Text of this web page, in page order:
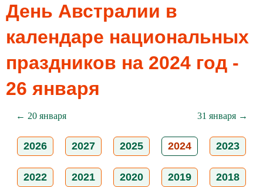
День Австралии в
календаре национальных
праздников на 2024 год -
26 января
← 20 января 31 января →
2026 2027 2025 2024 2023
2022 2021 2020 2019 2018